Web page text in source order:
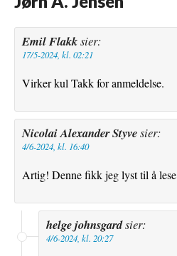
Emil Flakksier:
17/5-2024, kl. 02:21
Virker kul Takk for anmeldelse.
Nicolai Alexander Styvesier:
4/6-2024, kl. 16:40
Artig! Denne fikk jeg lyst til å lese
helge johnsgardsier:
4/6-2024, kl. 20:27